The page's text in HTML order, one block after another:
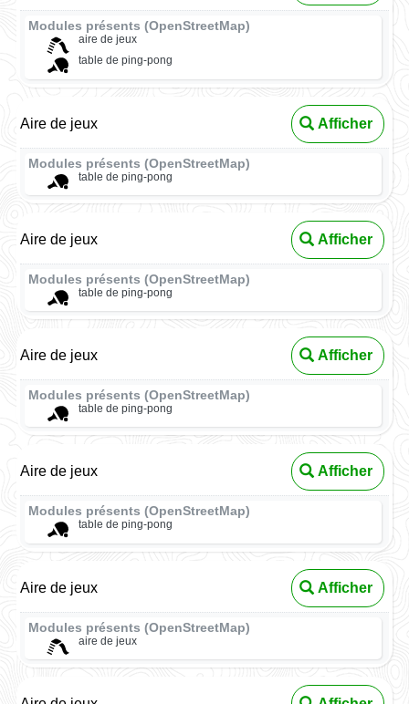
Modules présents (OpenStreetMap)
aire de jeux
table de ping-pong
Aire de jeux Afficher
Modules présents (OpenStreetMap)
table de ping-pong
Aire de jeux Afficher
Modules présents (OpenStreetMap)
table de ping-pong
Aire de jeux Afficher
Modules présents (OpenStreetMap)
table de ping-pong
Aire de jeux Afficher
Modules présents (OpenStreetMap)
table de ping-pong
Aire de jeux Afficher
Modules présents (OpenStreetMap)
aire de jeux